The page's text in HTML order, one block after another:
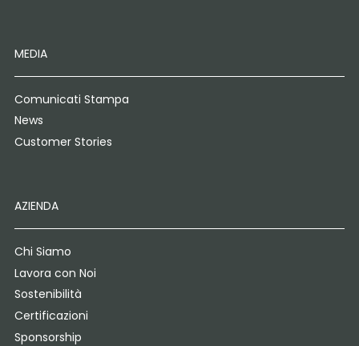
MEDIA
Comunicati Stampa
News
Customer Stories
AZIENDA
Chi Siamo
Lavora con Noi
Sostenibilità
Certificazioni
Sponsorship